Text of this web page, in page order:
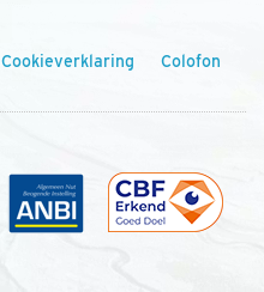
Cookieverklaring Colofon